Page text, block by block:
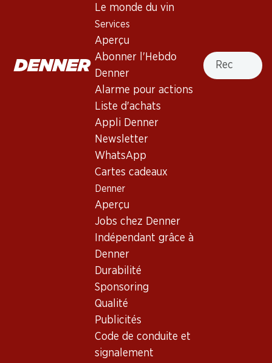
Le monde du vin
Services
Aperçu
Abonner l'Hebdo
Denner
Alarme pour actions
Liste d'achats
Appli Denner
Newsletter
WhatsApp
Cartes cadeaux
Denner
Aperçu
Jobs chez Denner
Indépendant grâce à
Denner
Durabilité
Sponsoring
Qualité
Publicités
Code de conduite et
signalement
Recherche
Bon à savoir
Température de dégustation
Empreinte carbone